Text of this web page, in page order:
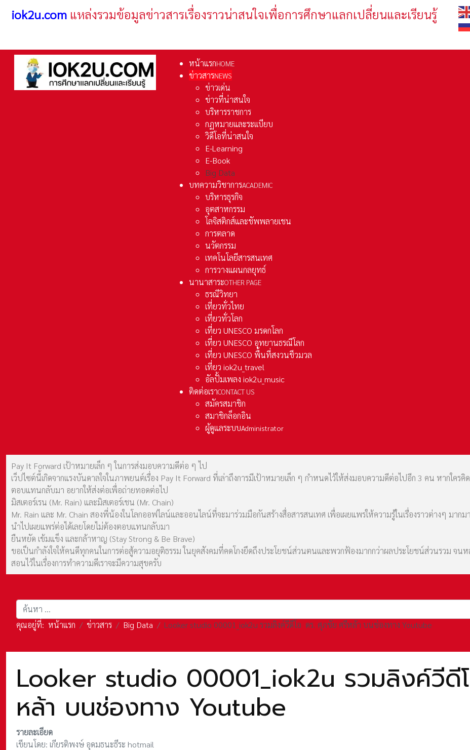
iok2u.com แหล่งรวมข้อมูลข่าวสารเรื่องราวน่าสนใจเพื่อการศึกษาแลกเปลี่ยนและเรียนรู้
หน้าแรกHOME
ข่าวสารNEWS
ข่าวเด่น
ข่าวที่น่าสนใจ
บริหารราชการ
กฏหมายและระเเบียบ
วิดีโอที่น่าสนใจ
E-Learning
E-Book
Big Data
บทความวิชาการACADEMIC
บริหารธุรกิจ
อุตสาหกรรม
โลจิสติกส์และชัพพลายเชน
การตลาด
นวัตกรรม
เทคโนโลยีสารสนเทศ
การวางแผนกลยุทธ์
นานาสาระOTHER PAGE
ธรณีวิทยา
เที่ยวทั่วไทย
เที่ยวทั่วโลก
เที่ยว UNESCO มรดกโลก
เที่ยว UNESCO อุทยานธรณีโลก
เที่ยว UNESCO พื้นที่สงวนชีวมวล
เที่ยว iok2u_travel
อัลปั้มเพลง iok2u_music
ติดต่อเราCONTACT US
สมัครสมาชิก
สมาชิกล็อกอิน
ผู้ดูแลระบบAdministrator
Pay It Forward เป้าหมายเล็ก ๆ ในการส่งมอบความดีต่อ ๆ ไป
เว็ปไซต์นี้เกิดจากแรงบันดาลใจในภาพยนต์เรื่อง Pay It Forward ที่เล่าถึงการมีเป้าหมายเล็ก ๆ กำหนดไว้ให้ส่งมอบความดีต่อไปอีก 3 คน หากใคร
ตอบแทนกลับมา อยากให้ส่งต่อเพื่อถ่ายทอดต่อไป
มิสเตอร์เรน (Mr. Rain) และมิสเตอร์เชน (Mr. Chain)
Mr. Rain และ Mr. Chain สองพี่น้องในโลกออฟไลน์และออนไลน์ที่จะมาร่วมมือกันสร้างสื่อสารสนเทศ เพื่อเผยแพร่ให้ความรู้ในเรื่องราวต่างๆ มาก
นำไปเผยแพร่ต่อได้เลยโดยไม่ต้องตอบแทนกลับมา
ยืนหยัด เข้มแข็ง และกล้าหาญ (Stay Strong & Be Brave)
ขอเป็นกำลังใจให้คนดีทุกคนในการต่อสู้ความอยุติธรรม ในยุคสังคมที่คดโกงยึดถึงประโยชน์ส่วนตนและพวกฟ้องมากกว่าผลประโยชน์ส่วนรวม จ
สอนไว้ในเรื่องการทำความดีเราจะมีความสุขครับ
การค้นหา
คุณอยู่ที่: หน้าแรก ข่าวสาร Big Data Looker studio 00001_iok2u รวมลิงค์วีดีโอ ดร. ศุภชัย ศรีหล้า บนช่องทาง Youtube
Looker studio 00001_iok2u รวมลิงค์วี
หล้า บนช่องทาง Youtube
รายละเอียด
เขียนโดย: เกียรติพงษ์ อุดมธนะธีระ hotmail